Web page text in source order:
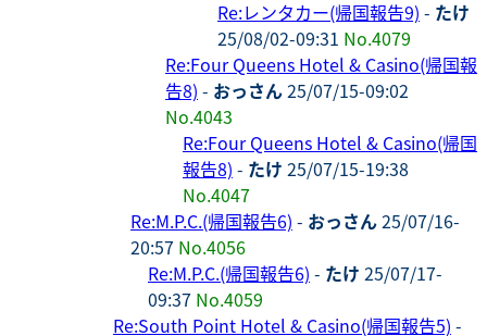
Re:レンタカー(帰国報告9) - たけ
25/08/02-09:31 No.4079
Re:Four Queens Hotel & Casino(帰国報
告8) - おっさん25/07/15-09:02
No.4043
Re:Four Queens Hotel & Casino(帰国
報告8) - たけ 25/07/15-19:38
No.4047
Re:M.P.C.(帰国報告6) - おっさん25/07/16-
20:57 No.4056
Re:M.P.C.(帰国報告6) - たけ 25/07/17-
09:37 No.4059
Re:South Point Hotel & Casino(帰国報告5) -